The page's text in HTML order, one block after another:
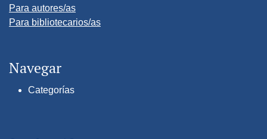
Para autores/as
Para bibliotecarios/as
Navegar
Categorías